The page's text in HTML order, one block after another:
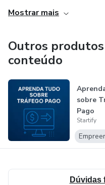
Mostrar mais
Outros
conteúdo
sobre
Pago
Startify
Dúvidas